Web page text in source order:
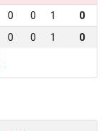
0 0 1
0
0 0 1 0